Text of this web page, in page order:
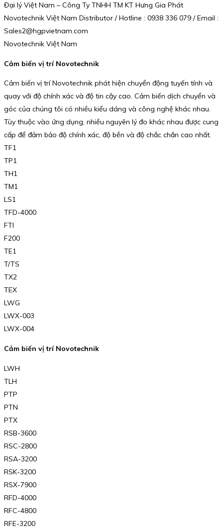
Đại lý Việt Nam – Công Ty TNHH TM KT Hưng Gia Phát
Novotechnik Việt Nam Distributor / Hotline : 0938 336 079 / Email :
Sales2@hgpvietnam.com
Novotechnik Việt Nam
Cảm biến vị trí Novotechnik
Cảm biến vị trí Novotechnik phát hiện chuyển động tuyến tính và
quay với độ chính xác và độ tin cậy cao. Cảm biến dịch chuyển và
góc của chúng tôi có nhiều kiểu dáng và công nghệ khác nhau.
Tùy thuộc vào ứng dụng, nhiều nguyên lý đo khác nhau được cung
cấp để đảm bảo độ chính xác, độ bền và độ chắc chắn cao nhất.
TF1
TP1
TH1
TM1
LS1
TFD-4000
FTI
F200
TE1
T/TS
TX2
TEX
LWG
LWX-003
LWX-004
Cảm biến vị trí Novotechnik
LWH
TLH
PTP
PTN
PTX
RSB-3600
RSC-2800
RSA-3200
RSK-3200
RSX-7900
RFD-4000
RFC-4800
RFE-3200